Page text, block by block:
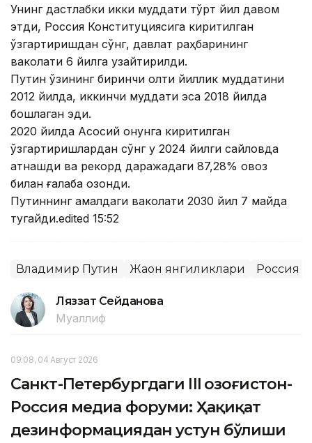
Унинг дастлабки икки муддати тўрт йил давом
этди, Россия Конституциясига киритилган
ўзгартиришдан сўнг, давлат раҳбарининг
ваколати 6 йилга узайтирилди.
Путин ўзининг биринчи олти йиллик муддатини
2012 йилда, иккинчи муддати эса 2018 йилда
бошлаган эди.
2020 йилда Асосий қонунга киритилган
ўзгартиришлардан сўнг у 2024 йилги сайловда
қатнашди ва рекорд даражадаги 87,28% овоз
билан ғалаба қозонди.
Путиннинг амалдаги ваколати 2030 йил 7 майда
тугайди.edited 15:52
Владимир Путин Жаҳон янгиликлари Россия
Ляззат Сейданова
Муаллиф
09:08, 04 Август 2026
Санкт-Петербургдаги III Қозоғистон-
Россия медиа форуми: Ҳақиқат
дезинформациядан устун бўлиши